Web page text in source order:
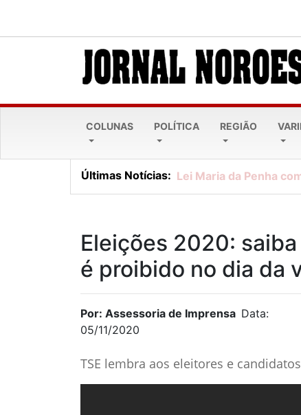
COLUNAS POLÍTICA REGIÃO
Últimas Notícias: Lei Maria da Penha
Eleições 2020:
é proibido no dia da
Por: Assessoria de Imprensa Data:
05/11/2020
TSE lembra aos eleitores e